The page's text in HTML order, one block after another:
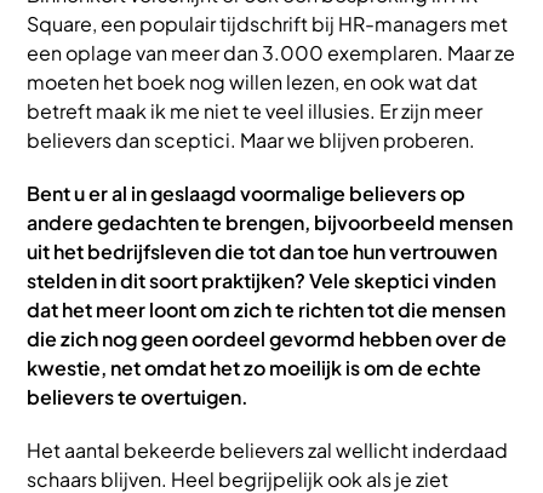
Square, een populair tijdschrift bij HR-managers met
een oplage van meer dan 3.000 exemplaren. Maar ze
moeten het boek nog willen lezen, en ook wat dat
betreft maak ik me niet te veel illusies. Er zijn meer
believers dan sceptici. Maar we blijven proberen.
Bent u er al in geslaagd voormalige believers op
andere gedachten te brengen, bijvoorbeeld mensen
uit het bedrijfsleven die tot dan toe hun vertrouwen
stelden in dit soort praktijken? Vele skeptici vinden
dat het meer loont om zich te richten tot die mensen
die zich nog geen oordeel gevormd hebben over de
kwestie, net omdat het zo moeilijk is om de echte
believers te overtuigen.
Het aantal bekeerde believers zal wellicht inderdaad
schaars blijven. Heel begrijpelijk ook als je ziet